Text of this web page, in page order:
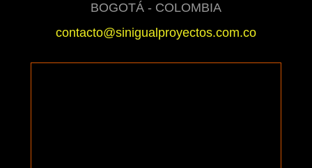
BOGOTÁ - COLOMBIA
contacto@sinigualproyectos.com.co